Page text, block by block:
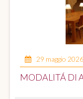
29 maggio 2026
MODALITÁ DI